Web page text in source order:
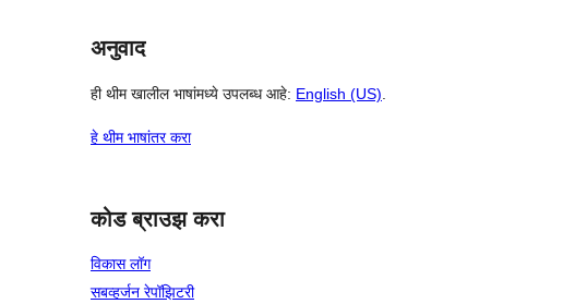
अनुवाद
ही थीम खालील भाषांमध्ये उपलब्ध आहे: English (US)
हे थीम भाषांतर करा
कोड ब्राउझ करा
विकास लॉग
सबव्हर्जन रेपॉझिटरी